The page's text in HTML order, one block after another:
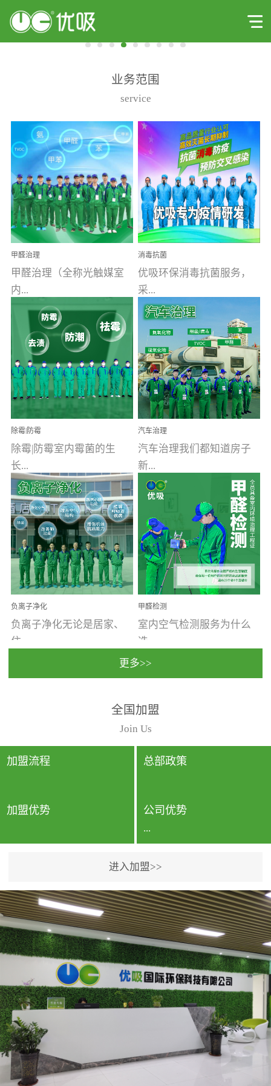
业务范围
service
甲醛治理
甲醛治理（全称光触媒室
内...
空气污染净化治理）工业
文明的进步，创造了多姿
多彩的家居产品和生活情
调，但也带来了以甲醛为
首的室内...
消毒抗菌
优吸环保消毒抗菌服务，
采...
用行业公认奥维牌消毒
液，具备杀死人体冠状病
毒的功效，杀菌率
99.99%。相对于传统消毒
液来说，无...
除霉|防霉
除霉|防霉室内霉菌的生
长...
受温度、湿度、基质养
分、通风四个条件影响，
温暖潮湿、营养物质多、
通风缓慢的空间最易滋生
大量霉菌的...
汽车治理
汽车治理我们都知道房子
新...
装修完会有甲醛，其实汽
车的甲醛超标问题更为严
重。汽车的空间范围小，
配件、皮具、装饰多，这
些都是汽...
负离子净化
负离子净化无论是居家、
住...
动，人类长时间停留的室
内空间都有整体消毒的需
要。因为空间内人流携带
的、空气...
甲醛检测
室内空气检测服务为什么
选...
行国家规定的标准检测方
法，空气采样量准确，检
测结果可靠，远胜于其他
检测...
更多>>
全国加盟
Join Us
加盟流程 总部政策
加盟优势 公司优势
...
专利保护优势、双甲资质
企业（“室内环境净化治理
甲级施工资质”“室内环境
污染治理资质等级证
书”）、拥有多名高级《环
境工程高级工程师》室内
空气治理资格认证的治理
人员、掌握室内空气净化
治理实用技术和五项专利
技术、八项计算机软件著
作权登记证书等。研发实
进入加盟>>